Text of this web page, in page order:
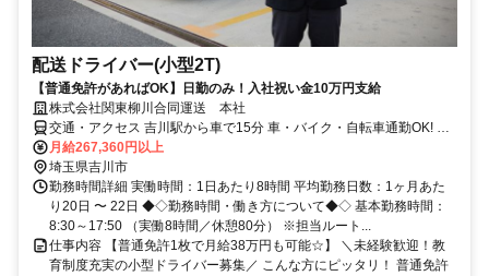
配送ドライバー(小型2T)
【普通免許があればOK】日勤のみ！入社祝い金10万円支給
株式会社関東柳川合同運送 本社
交通・アクセス 吉川駅から車で15分 車・バイク・自転車通勤OK! 無
料駐車場完備
月給267,360円以上
埼玉県吉川市
勤務時間詳細 実働時間：1日あたり8時間 平均勤務日数：1ヶ月あた
り20日 〜 22日 ◆◇勤務時間・働き方について◆◇ 基本勤務時間：
8:30～17:50 （実働8時間／休憩80分） ※担当ルート...
仕事内容 【普通免許1枚で月給38万円も可能☆】 ＼未経験歓迎！教
育制度充実の小型ドライバー募集／ こんな方にピッタリ！ 普通免許